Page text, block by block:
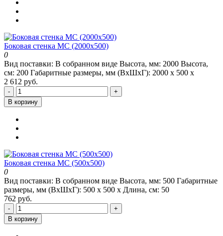
Боковая стенка МС (2000х500)
0
Вид поставки: В собранном виде Высота, мм: 2000 Высота,
см: 200 Габаритные размеры, мм (ВхШхГ): 2000 х 500 х
2 612 руб.
-
+
В корзину
Боковая стенка МС (500х500)
0
Вид поставки: В собранном виде Высота, мм: 500 Габаритные
размеры, мм (ВхШхГ): 500 х 500 х Длина, см: 50
762 руб.
-
+
В корзину